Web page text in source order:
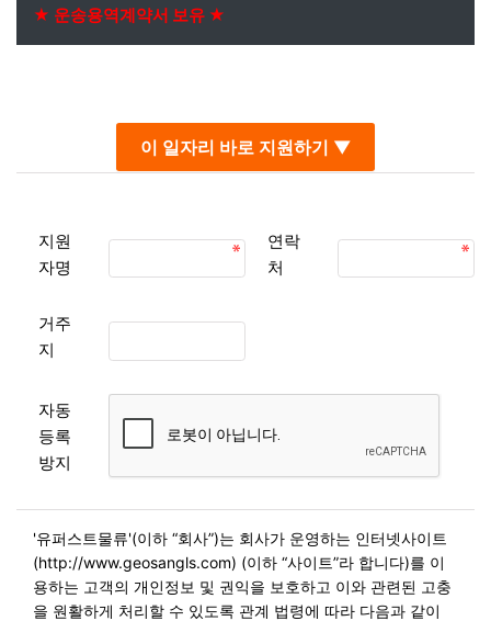
★ 운송용역계약서 보유 ★
이 일자리 바로 지원하기 ▼
지원
자명
연락
처
거주
지
자동
등록
방지
'유퍼스트물류'(이하 “회사”)는 회사가 운영하는 인터넷사이트
(http://www.geosangls.com) (이하 “사이트”라 합니다)를 이
용하는 고객의 개인정보 및 권익을 보호하고 이와 관련된 고충
을 원활하게 처리할 수 있도록 관계 법령에 따라 다음과 같이